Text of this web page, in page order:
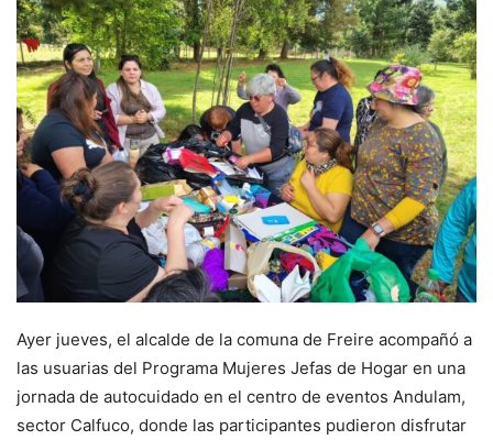
Ayer jueves, el alcalde de la comuna de Freire acompañó a
las usuarias del Programa Mujeres Jefas de Hogar en una
jornada de autocuidado en el centro de eventos Andulam,
sector Calfuco, donde las participantes pudieron disfrutar